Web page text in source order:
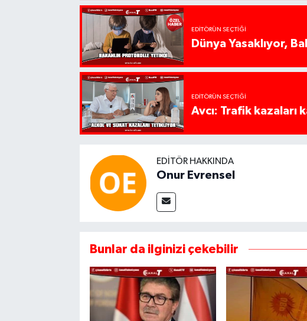
EDITÖRÜN SEÇTIĞI
Dünya Yasaklıyor,
EDITÖRÜN SEÇTIĞI
Avcı: Trafik kazaları
EDITÖR HAKKINDA
Onur Evrensel
Bunlar da ilginizi çekebilir